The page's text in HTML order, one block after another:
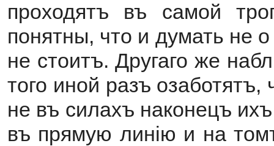
проходятъ въ самой
понятны, что и думать не
не стоитъ. Другаго же
того иной разъ
не въ силахъ наконецъ
въ прямую линію и на